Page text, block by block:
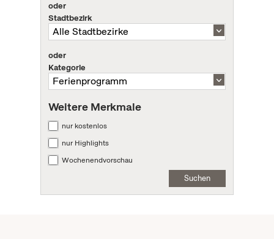
oder
Stadtbezirk
oder
Kategorie
Weitere Merkmale
nur kostenlos
nur Highlights
Wochenendvorschau
Suchen